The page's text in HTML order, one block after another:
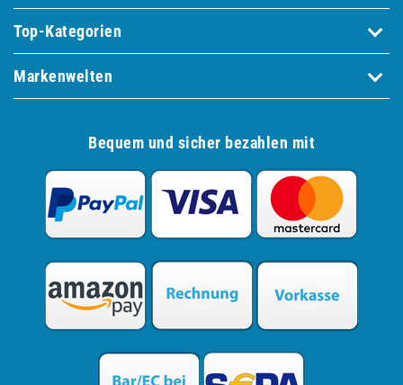
Top-Kategorien
Markenwelten
Bequem und sicher bezahlen mit